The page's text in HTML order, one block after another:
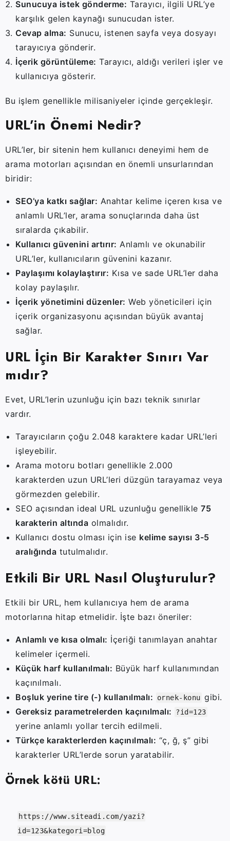
Sunucuya istek gönderme: Tarayıcı, ilgili URL’ye
karşılık gelen kaynağı sunucudan ister.
Cevap alma: Sunucu, istenen sayfa veya dosyayı
tarayıcıya gönderir.
İçerik görüntüleme: Tarayıcı, aldığı verileri işler ve
kullanıcıya gösterir.
Bu işlem genellikle milisaniyeler içinde gerçekleşir.
URL’in Önemi Nedir?
URL’ler, bir sitenin hem kullanıcı deneyimi hem de
arama motorları açısından en önemli unsurlarından
biridir:
SEO’ya katkı sağlar: Anahtar kelime içeren kısa ve
anlamlı URL’ler, arama sonuçlarında daha üst
sıralarda çıkabilir.
Kullanıcı güvenini artırır: Anlamlı ve okunabilir
URL’ler, kullanıcıların güvenini kazanır.
Paylaşımı kolaylaştırır: Kısa ve sade URL’ler daha
kolay paylaşılır.
İçerik yönetimini düzenler: Web yöneticileri için
içerik organizasyonu açısından büyük avantaj
sağlar.
URL İçin Bir Karakter Sınırı Var
mıdır?
Evet, URL’lerin uzunluğu için bazı teknik sınırlar
vardır.
Tarayıcıların çoğu 2.048 karaktere kadar URL’leri
işleyebilir.
Arama motoru botları genellikle 2.000
karakterden uzun URL’leri düzgün tarayamaz veya
görmezden gelebilir.
SEO açısından ideal URL uzunluğu genellikle 75
karakterin altında olmalıdır.
Kullanıcı dostu olması için ise kelime sayısı 3-5
aralığında tutulmalıdır.
Etkili Bir URL Nasıl Oluşturulur?
Etkili bir URL, hem kullanıcıya hem de arama
motorlarına hitap etmelidir. İşte bazı öneriler:
Anlamlı ve kısa olmalı: İçeriği tanımlayan anahtar
kelimeler içermeli.
Küçük harf kullanılmalı: Büyük harf kullanımından
kaçınılmalı.
Boşluk yerine tire (-) kullanılmalı: ornek-konu gibi.
Gereksiz parametrelerden kaçınılmalı: ?id=123
yerine anlamlı yollar tercih edilmeli.
Türkçe karakterlerden kaçınılmalı: “ç, ğ, ş” gibi
karakterler URL’lerde sorun yaratabilir.
Örnek kötü URL:
https://www.siteadi.com/yazi?
id=123&kategori=blog